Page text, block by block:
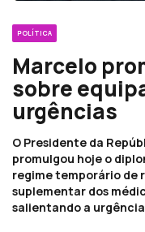
POLÍTICA
Marcelo
sobre
urgências
O Presidente da
promulgou hoje o
regime temporário de
suplementar dos
salientando a